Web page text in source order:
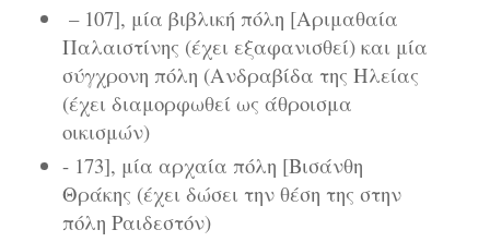
– 107], μία βιβλική πόλη [Αριμαθαία
Παλαιστίνης (έχει εξαφανισθεί) και μία
σύγχρονη πόλη (Ανδραβίδα της Ηλείας
(έχει διαμορφωθεί ως άθροισμα
οικισμών)
- 173], μία αρχαία πόλη [Βισάνθη
Θράκης (έχει δώσει την θέση της στην
πόλη Ραιδεστόν)